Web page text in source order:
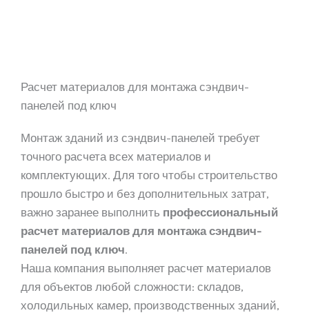
Расчет материалов для монтажа сэндвич-
панелей под ключ
Монтаж зданий из сэндвич-панелей требует
точного расчета всех материалов и
комплектующих. Для того чтобы строительство
прошло быстро и без дополнительных затрат,
важно заранее выполнить профессиональный
расчет материалов для монтажа сэндвич-
панелей под ключ.
Наша компания выполняет расчет материалов
для объектов любой сложности: складов,
холодильных камер, производственных зданий,